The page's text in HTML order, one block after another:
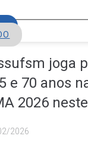
joga
e 70 anos
2026
2026